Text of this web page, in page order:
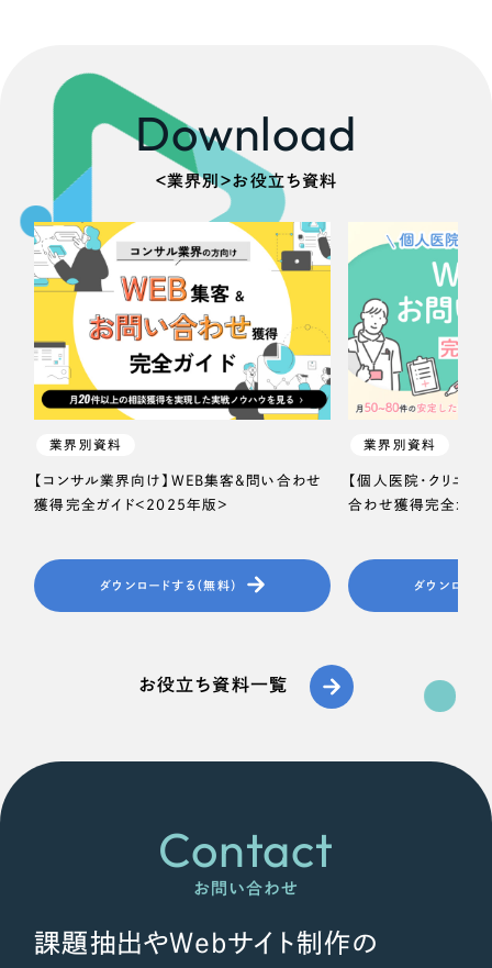
Download
＜業界別＞お役立ち資料
業界別資料
【コンサル業界向け】WEB集客＆問い合わせ
獲得完全ガイド＜2025年版＞
ダウンロードする（無料）
業界別資料
【個人医院・クリニッ
合わせ獲得完全ガイ
ダウンロード
お役立ち資料一覧
Contact
お問い合わせ
課題抽出やWebサイト制作の